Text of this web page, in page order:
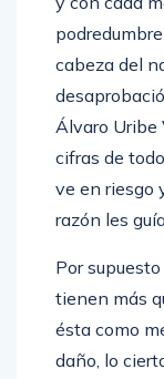
cabeza del
Álvaro Uribe
cifras de
ve en riesgo
razón les
Por
tienen más
ésta como
daño, lo